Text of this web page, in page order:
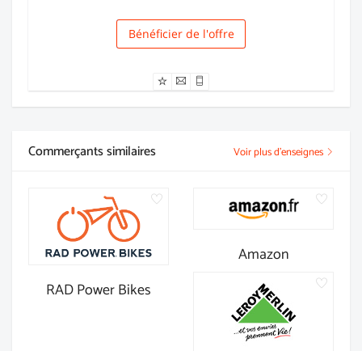
Livraison
Bénéficier de l'offre
Commerçants similaires Voir plus d'enseignes
RAD Power Bikes
Amazon